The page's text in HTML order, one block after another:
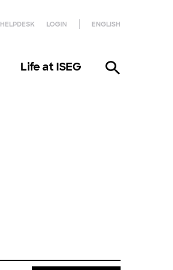
HELPDESK LOGIN ENGLISH
Life at ISEG